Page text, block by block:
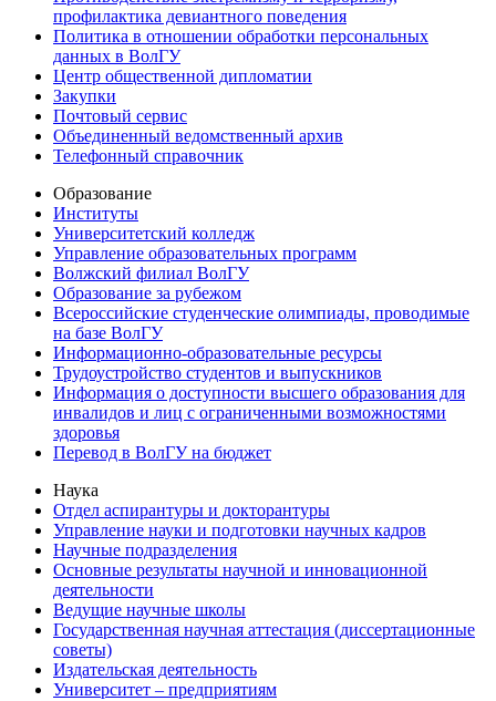
профилактика девиантного поведения
Политика в отношении обработки персональных
данных в ВолГУ
Центр общественной дипломатии
Закупки
Почтовый сервис
Объединенный ведомственный архив
Телефонный справочник
Образование
Институты
Университетский колледж
Управление образовательных программ
Волжский филиал ВолГУ
Образование за рубежом
Всероссийские студенческие олимпиады, проводимые
на базе ВолГУ
Информационно-образовательные ресурсы
Трудоустройство студентов и выпускников
Информация о доступности высшего образования для
инвалидов и лиц с ограниченными возможностями
здоровья
Перевод в ВолГУ на бюджет
Наука
Отдел аспирантуры и докторантуры
Управление науки и подготовки научных кадров
Научные подразделения
Основные результаты научной и инновационной
деятельности
Ведущие научные школы
Государственная научная аттестация (диссертационные
советы)
Издательская деятельность
Университет – предприятиям